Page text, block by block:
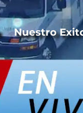
Nuestro